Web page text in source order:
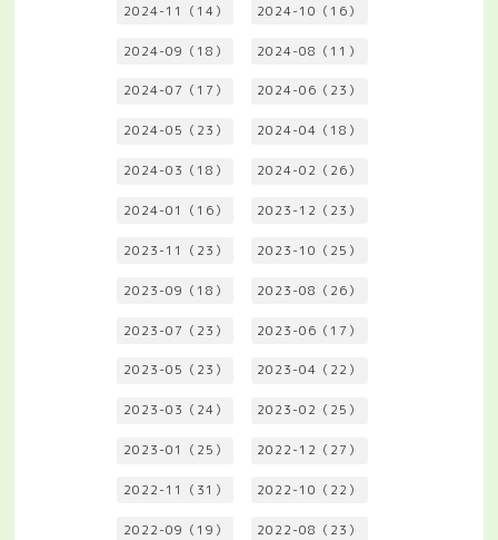
2024-11（14） 2024-10（16）
2024-09（18） 2024-08（11）
2024-07（17） 2024-06（23）
2024-05（23） 2024-04（18）
2024-03（18） 2024-02（26）
2024-01（16） 2023-12（23）
2023-11（23） 2023-10（25）
2023-09（18） 2023-08（26）
2023-07（23） 2023-06（17）
2023-05（23） 2023-04（22）
2023-03（24） 2023-02（25）
2023-01（25） 2022-12（27）
2022-11（31） 2022-10（22）
2022-09（19） 2022-08（23）